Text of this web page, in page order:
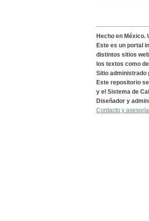
Hecho en México.
Este es un portal
distintos sitios
los textos como
Sitio administrado
Este repositorio
y el Sistema de
Diseñador y
Contacto y asesoría